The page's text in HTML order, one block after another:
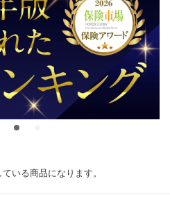
いる商品になります。